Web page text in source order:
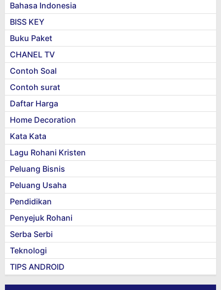
Bahasa Indonesia
BISS KEY
Buku Paket
CHANEL TV
Contoh Soal
Contoh surat
Daftar Harga
Home Decoration
Kata Kata
Lagu Rohani Kristen
Peluang Bisnis
Peluang Usaha
Pendidikan
Penyejuk Rohani
Serba Serbi
Teknologi
TIPS ANDROID